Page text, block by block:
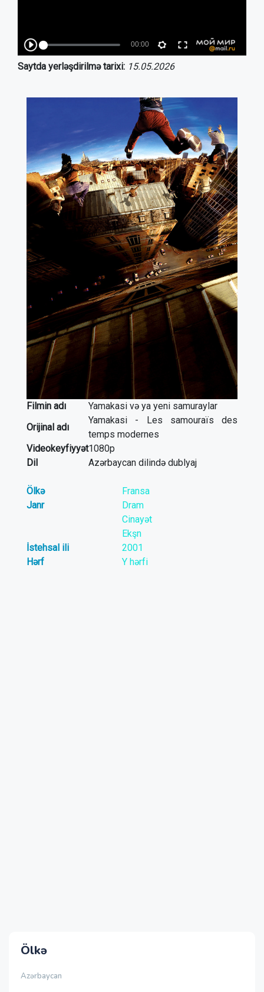
Ölkə
Azərbaycan
Saytda yerləşdirilmə tarixi: 15.05.2026
Filmin adı
Yamakasi və ya yeni samuraylar
Orijinal adı
Yamakasi - Les samouraïs des
temps modernes
Videokeyfiyyət1080p
Dil
Azərbaycan dilində dublyaj
Ölkə
Fransa
Janr
Dram
Cinayət
Ekşn
İstehsal ili
2001
Hərf
Y hərfi